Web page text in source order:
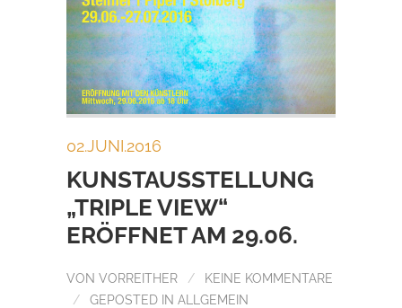
02.JUNI.2016
KUNSTAUSSTELLUNG
„TRIPLE VIEW“
ERÖFFNET AM 29.06.
VON VORREITHER /
KEINE KOMMENTARE
/
GEPOSTED IN ALLGEMEIN